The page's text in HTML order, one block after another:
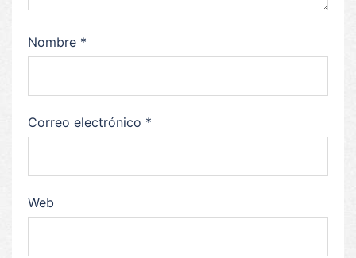
Nombre *
Correo electrónico *
Web